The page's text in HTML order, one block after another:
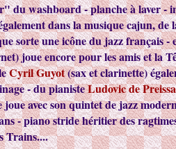
du washboard - planche à laver -
dans la musique cajun, de
sorte une icône du jazz français
joue encore pour les amis et la
Cyril Guyot(sax et clarinette)
- du pianisteLudovic de
avec son quintet de jazz
- piano stride héritier des
Trains....